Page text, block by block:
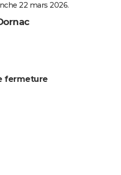
22 mars 2026.
fermeture